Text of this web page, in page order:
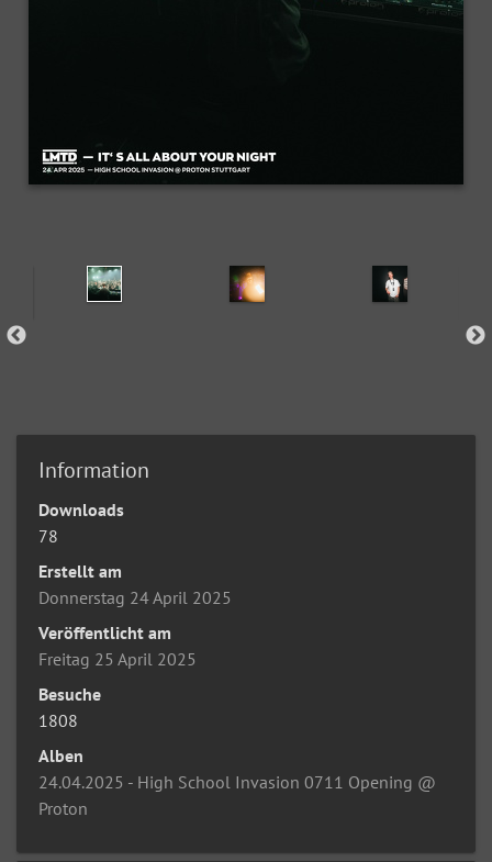
Information
Downloads
78
Erstellt am
Donnerstag 24 April 2025
Veröffentlicht am
Freitag 25 April 2025
Besuche
1808
Alben
24.04.2025 - High School Invasion 0711 Opening @
Proton